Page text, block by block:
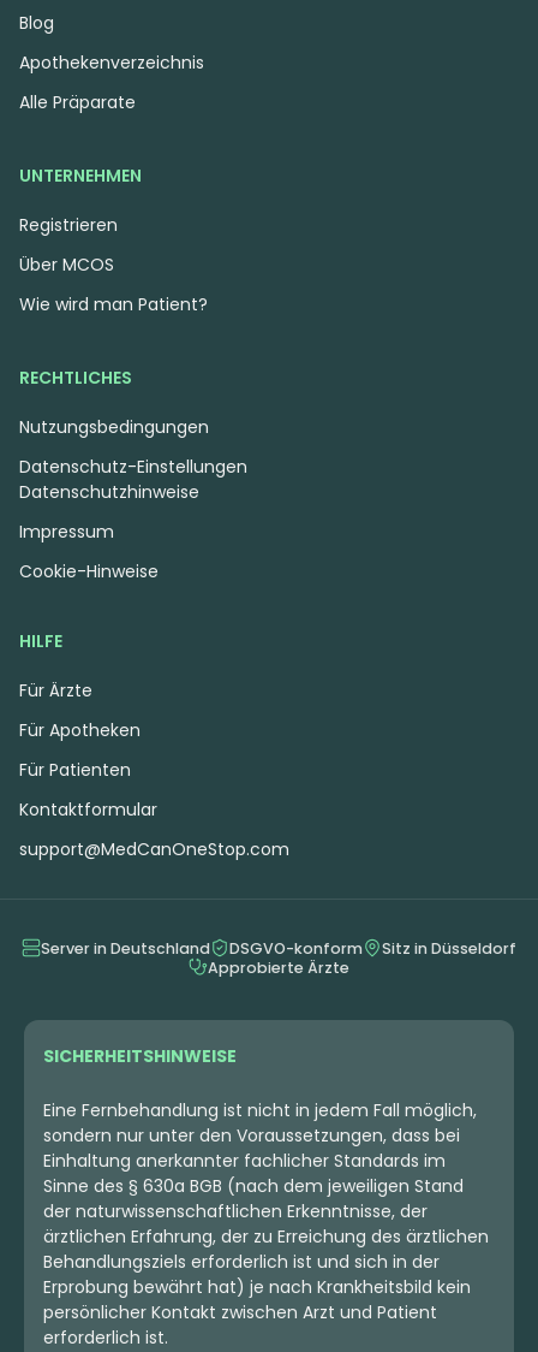
Blog
Apothekenverzeichnis
Alle Präparate
UNTERNEHMEN
Registrieren
Über MCOS
Wie wird man Patient?
HILFE
Für Ärzte
Für Apotheken
Für Patienten
Kontaktformular
support@MedCanOneStop.com
RECHTLICHES
Nutzungsbedingungen
Datenschutzhinweise
Impressum
Cookie-Hinweise
Datenschutz-Einstellungen
Server in Deutschland DSGVO-konform
Sitz in Düsseldorf
Approbierte Ärzte
SICHERHEITSHINWEISE
Eine Fernbehandlung ist nicht in jedem Fall möglich,
sondern nur unter den Voraussetzungen, dass bei
Einhaltung anerkannter fachlicher Standards im
Sinne des § 630a BGB (nach dem jeweiligen Stand
der naturwissenschaftlichen Erkenntnisse, der
ärztlichen Erfahrung, der zu Erreichung des ärztlichen
Behandlungsziels erforderlich ist und sich in der
Erprobung bewährt hat) je nach Krankheitsbild kein
persönlicher Kontakt zwischen Arzt und Patient
erforderlich ist.